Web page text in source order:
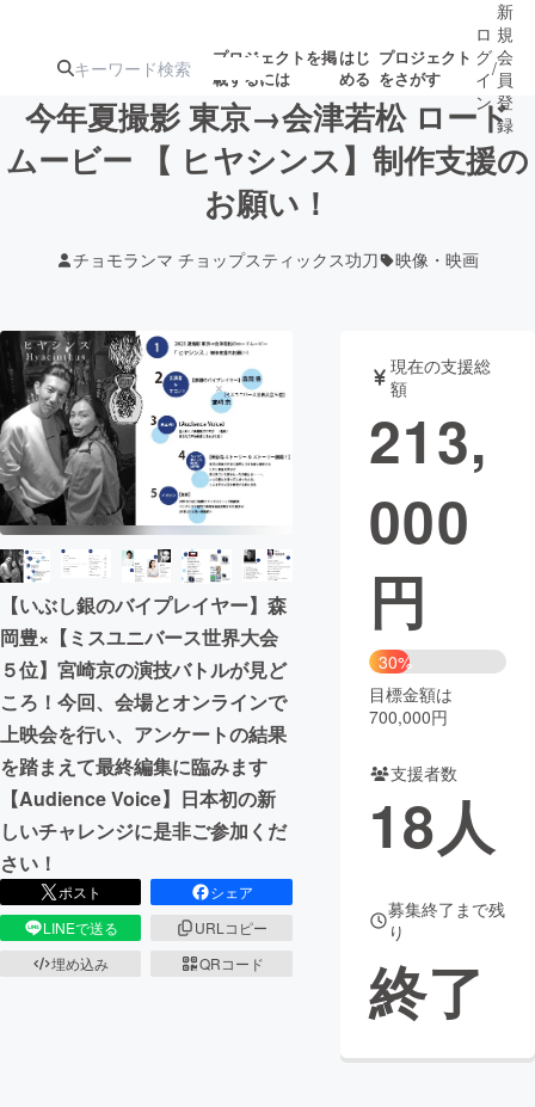
プロジェクトを掲
載するには
はじ
める
プロジェクト
をさがす
注目の新着プロ募集終了が近いプ
テクノロジー・ガジェット
映像・映画 書籍・雑誌
ビジネス・起業 チャレンジ
まちづくり・地域活性化
CAMPFIRE for Social Good
CAMPFIRE Creation
CAMPFIREふるさと納税
machi-ya コミュニティ
ロ
グ
イ
ン
/
新
規
会
員
登
録
今年夏撮影 東京→会津若松 ロード
ムービー 【 ヒヤシンス】制作支援の
お願い！
チョモランマ チョップスティックス功刀 映像・映画
【いぶし銀のバイプレイヤー】森
岡豊×【ミスユニバース世界大会
５位】宮崎京の演技バトルが見ど
ころ！今回、会場とオンラインで
上映会を行い、アンケートの結果
を踏まえて最終編集に臨みます
【Audience Voice】日本初の新
しいチャレンジに是非ご参加くだ
さい！
ポスト
シェア
LINEで送る
URLコピー
埋め込み
QRコード
現在の支援総
額
213,
000
円
30%
目標金額は
700,000円
支援者数
18人
募集終了まで残
り
終了